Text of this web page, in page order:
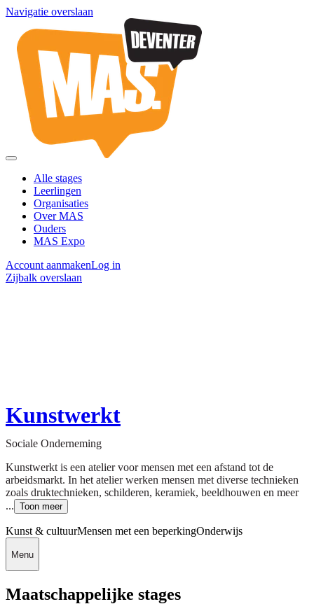
Navigatie overslaan
Alle stages
Leerlingen
Organisaties
Over MAS
Ouders
MAS Expo
Account aanmakenLog in
Zijbalk overslaan
Kunstwerkt
Sociale Onderneming
Kunstwerkt is een atelier voor mensen met een afstand tot de
arbeidsmarkt. In het atelier werken mensen met diverse technieken
zoals druktechnieken, schilderen, keramiek, beeldhouwen en meer
... Toon meer
Kunst & cultuurMensen met een beperkingOnderwijs
Menu
Maatschappelijke stages